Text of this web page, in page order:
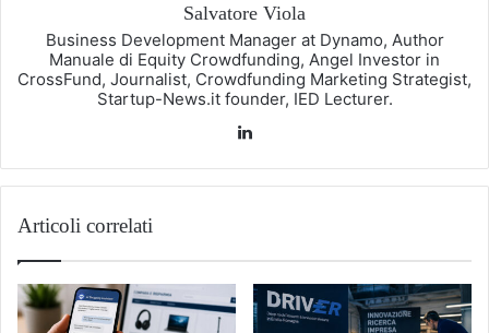
Salvatore Viola
Business Development Manager at Dynamo, Author
Manuale di Equity Crowdfunding, Angel Investor in
CrossFund, Journalist, Crowdfunding Marketing Strategist,
Startup-News.it founder, IED Lecturer.
Articoli correlati